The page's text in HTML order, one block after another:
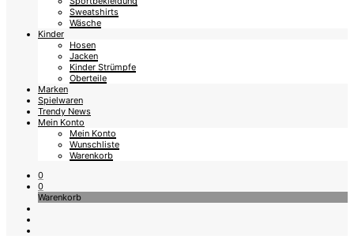
Sweatshirts
Wäsche
Kinder
Hosen
Jacken
Kinder Strümpfe
Oberteile
Marken
Spielwaren
Trendy News
Mein Konto
Mein Konto
Wunschliste
Warenkorb
0
0
Warenkorb